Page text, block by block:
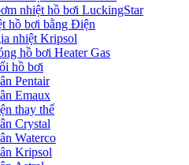
nhiệt hồ bơi LuckingStar
hồ bơi bằng Điện
nhiệt Kripsol
hồ bơi Heater Gas
hồ bơi
Pentair
Emaux
thay thế
Crystal
Waterco
Kripsol